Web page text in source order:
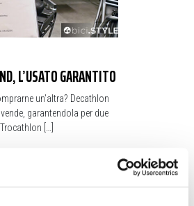
L’USATO GARANTITO
un’altra? Decathlon
garantendola per due
[…]